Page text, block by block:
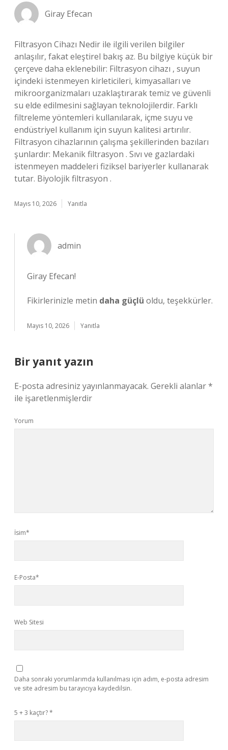
Giray Efecan
Filtrasyon Cihazı Nedir ile ilgili verilen bilgiler
anlaşılır, fakat eleştirel bakış az. Bu bilgiye küçük bir
çerçeve daha eklenebilir: Filtrasyon cihazı , suyun
içindeki istenmeyen kirleticileri, kimyasalları ve
mikroorganizmaları uzaklaştırarak temiz ve güvenli
su elde edilmesini sağlayan teknolojilerdir. Farklı
filtreleme yöntemleri kullanılarak, içme suyu ve
endüstriyel kullanım için suyun kalitesi artırılır.
Filtrasyon cihazlarının çalışma şekillerinden bazıları
şunlardır: Mekanik filtrasyon . Sıvı ve gazlardaki
istenmeyen maddeleri fiziksel bariyerler kullanarak
tutar. Biyolojik filtrasyon .
Mayıs 10, 2026 Yanıtla
admin
Giray Efecan!
Fikirlerinizle metin daha güçlü oldu, teşekkürler.
Mayıs 10, 2026 Yanıtla
Bir yanıt yazın
E-posta adresiniz yayınlanmayacak. Gerekli alanlar*
ile işaretlenmişlerdir
Yorum
İsim*
E-Posta*
Web Sitesi
Daha sonraki yorumlarımda kullanılması için adım, e-posta adresim
ve site adresim bu tarayıcıya kaydedilsin.
5 + 3 kaçtır?*